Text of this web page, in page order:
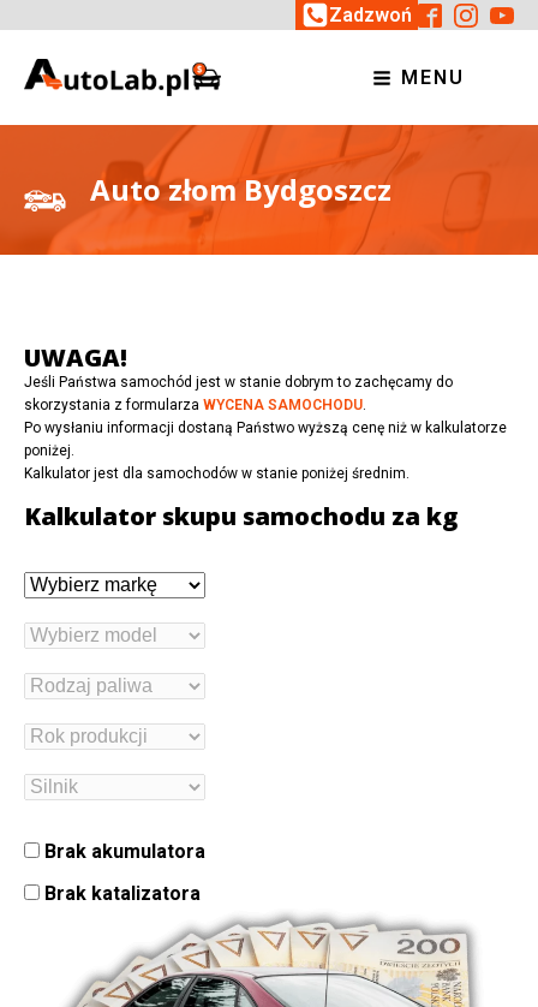
Zadzwoń
MENU
Auto złom Bydgoszcz
UWAGA!
Jeśli Państwa samochód jest w stanie dobrym to zachęcamy do
skorzystania z formularza WYCENA SAMOCHODU.
Po wysłaniu informacji dostaną Państwo wyższą cenę niż w kalkulatorze
poniżej.
Kalkulator jest dla samochodów w stanie poniżej średnim.
Kalkulator skupu samochodu za kg
Brak akumulatora
Brak katalizatora